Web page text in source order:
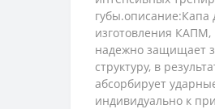
губы.описание:Капа
изготовления КАПМ,
надежно защищает
структуру, в
абсорбирует
индивидуально к